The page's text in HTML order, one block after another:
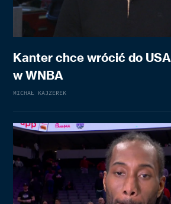
Kanter chce wrócić do
w WNBA
MICHAŁ KAJZEREK